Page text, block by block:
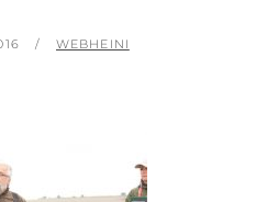
BY
WEBHEINI